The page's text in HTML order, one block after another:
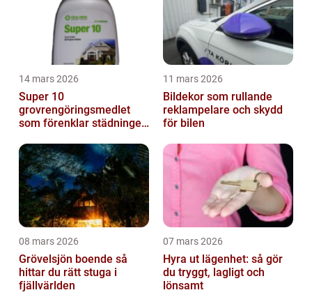
14 mars 2026
Super 10
grovrengöringsmedlet
som förenklar städningen
11 mars 2026
Bildekor som rullande
reklampelare och skydd
för bilen
08 mars 2026
Grövelsjön boende så
hittar du rätt stuga i
fjällvärlden
07 mars 2026
Hyra ut lägenhet: så gör
du tryggt, lagligt och
lönsamt